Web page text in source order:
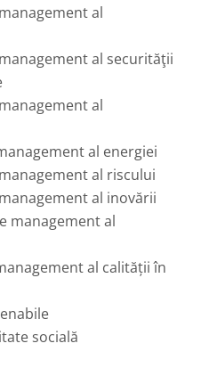
al
al securităţii
al
al energiei
al riscului
al inovării
management al
al calității în
socială